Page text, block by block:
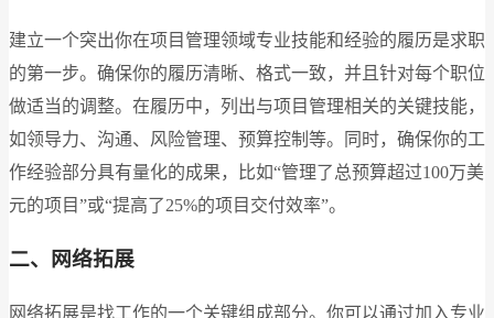
建立一个突出你在项目管理领域专业技能和经验的履历是求职
的第一步。确保你的履历清晰、格式一致，并且针对每个职位
做适当的调整。在履历中，列出与项目管理相关的关键技能，
如领导力、沟通、风险管理、预算控制等。同时，确保你的工
作经验部分具有量化的成果，比如“管理了总预算超过100万美
元的项目”或“提高了25%的项目交付效率”。
二、网络拓展
网络拓展是找工作的一个关键组成部分。你可以通过加入专业